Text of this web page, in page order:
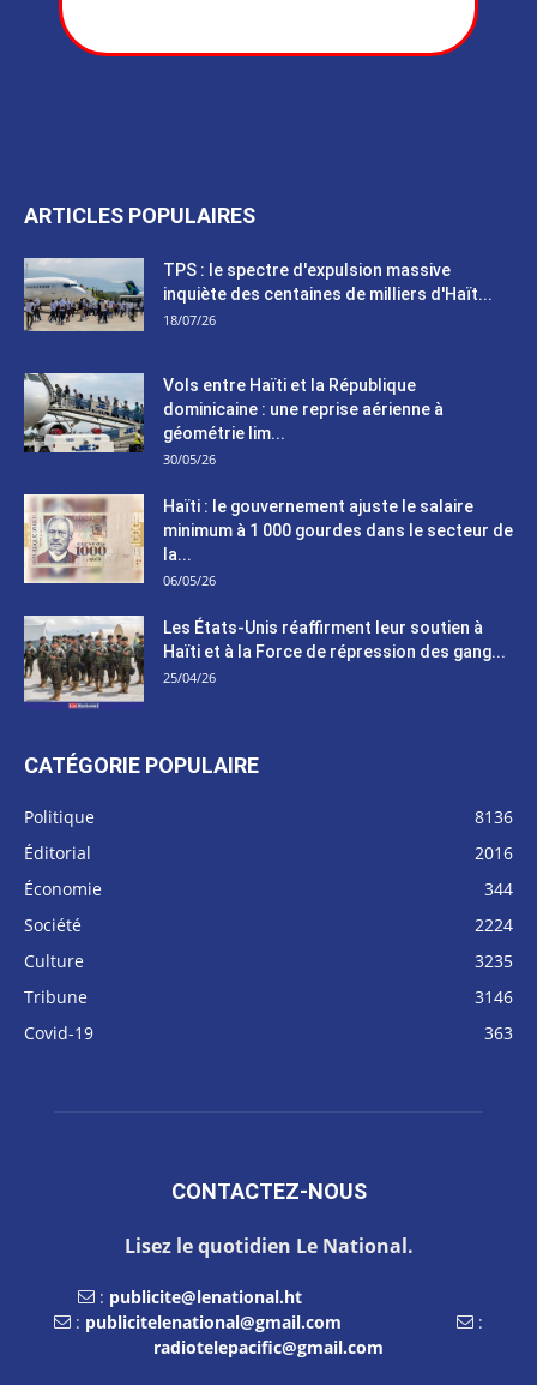
ARTICLES POPULAIRES
TPS : le spectre d'expulsion massive
inquiète des centaines de milliers d'Haït...
18/07/26
Vols entre Haïti et la République
dominicaine : une reprise aérienne à
géométrie lim...
30/05/26
Haïti : le gouvernement ajuste le salaire
minimum à 1 000 gourdes dans le secteur de
la...
06/05/26
Les États-Unis réaffirment leur soutien à
Haïti et à la Force de répression des gang...
25/04/26
CATÉGORIE POPULAIRE
Politique
8136
Éditorial
2016
Économie
344
Société
2224
Culture
3235
Tribune
3146
Covid-19
363
CONTACTEZ-NOUS
Lisez le quotidien Le National.
: publicite@lenational.ht
: publicitelenational@gmail.com
:
radiotelepacific@gmail.com